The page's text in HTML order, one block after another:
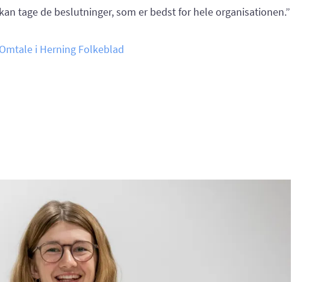
kan tage de beslutninger, som er bedst for hele organisationen.”
Omtale i Herning Folkeblad